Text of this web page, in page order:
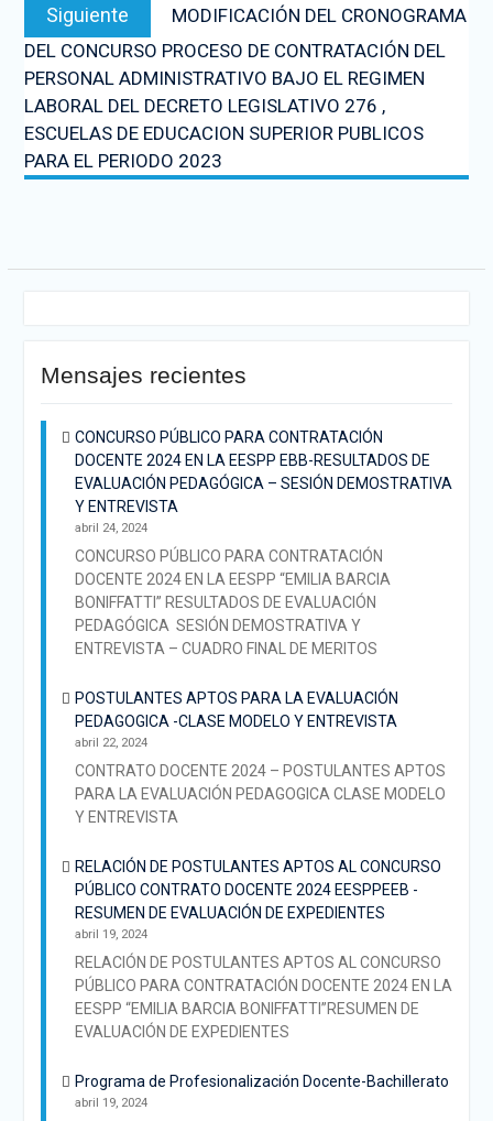
Siguiente
MODIFICACIÓN DEL CRONOGRAMA
DEL CONCURSO PROCESO DE CONTRATACIÓN DEL
PERSONAL ADMINISTRATIVO BAJO EL REGIMEN
LABORAL DEL DECRETO LEGISLATIVO 276 ,
ESCUELAS DE EDUCACION SUPERIOR PUBLICOS
PARA EL PERIODO 2023
Mensajes recientes
CONCURSO PÚBLICO PARA CONTRATACIÓN
DOCENTE 2024 EN LA EESPP EBB-RESULTADOS DE
EVALUACIÓN PEDAGÓGICA – SESIÓN DEMOSTRATIVA
Y ENTREVISTA
abril 24, 2024
CONCURSO PÚBLICO PARA CONTRATACIÓN
DOCENTE 2024 EN LA EESPP “EMILIA BARCIA
BONIFFATTI” RESULTADOS DE EVALUACIÓN
PEDAGÓGICA SESIÓN DEMOSTRATIVA Y
ENTREVISTA – CUADRO FINAL DE MERITOS
POSTULANTES APTOS PARA LA EVALUACIÓN
PEDAGOGICA -CLASE MODELO Y ENTREVISTA
abril 22, 2024
CONTRATO DOCENTE 2024 – POSTULANTES APTOS
PARA LA EVALUACIÓN PEDAGOGICA CLASE MODELO
Y ENTREVISTA
RELACIÓN DE POSTULANTES APTOS AL CONCURSO
PÚBLICO CONTRATO DOCENTE 2024 EESPPEEB -
RESUMEN DE EVALUACIÓN DE EXPEDIENTES
abril 19, 2024
RELACIÓN DE POSTULANTES APTOS AL CONCURSO
PÚBLICO PARA CONTRATACIÓN DOCENTE 2024 EN LA
EESPP “EMILIA BARCIA BONIFFATTI”RESUMEN DE
EVALUACIÓN DE EXPEDIENTES
Programa de Profesionalización Docente-Bachillerato
abril 19, 2024